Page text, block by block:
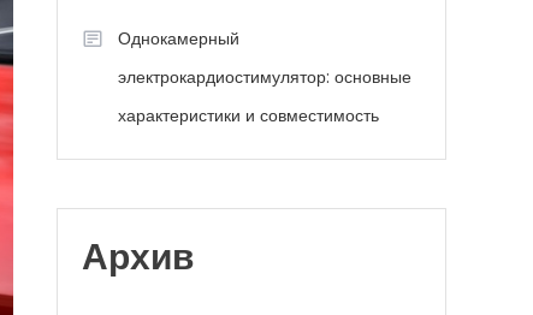
Однокамерный
электрокардиостимулятор: основные
характеристики и совместимость
Архив